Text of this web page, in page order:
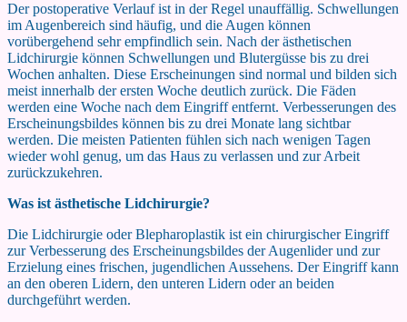
Der postoperative Verlauf ist in der Regel unauffällig. Schwellungen
im Augenbereich sind häufig, und die Augen können
vorübergehend sehr empfindlich sein. Nach der ästhetischen
Lidchirurgie können Schwellungen und Blutergüsse bis zu drei
Wochen anhalten. Diese Erscheinungen sind normal und bilden sich
meist innerhalb der ersten Woche deutlich zurück. Die Fäden
werden eine Woche nach dem Eingriff entfernt. Verbesserungen des
Erscheinungsbildes können bis zu drei Monate lang sichtbar
werden. Die meisten Patienten fühlen sich nach wenigen Tagen
wieder wohl genug, um das Haus zu verlassen und zur Arbeit
zurückzukehren.
Was ist ästhetische Lidchirurgie?
Die Lidchirurgie oder Blepharoplastik ist ein chirurgischer Eingriff
zur Verbesserung des Erscheinungsbildes der Augenlider und zur
Erzielung eines frischen, jugendlichen Aussehens. Der Eingriff kann
an den oberen Lidern, den unteren Lidern oder an beiden
durchgeführt werden.